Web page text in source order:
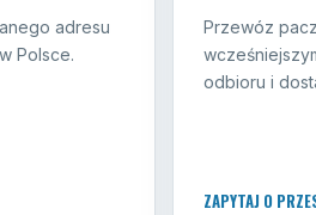
adresu
Polsce.
Przewóz
odbioru i
ZAPYTAJ O